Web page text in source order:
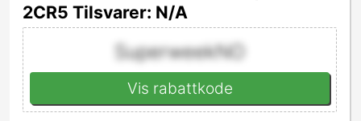
2CR5 Tilsvarer: N/A
SuperweekNO
Vis rabattkode